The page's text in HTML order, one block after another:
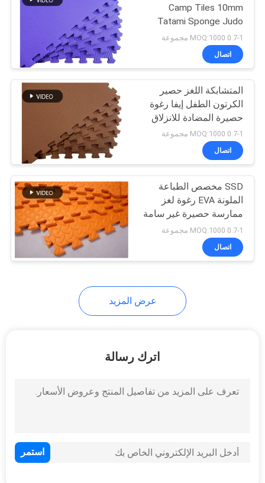
رقابة
جودة
اتصل
أخبار
اطلب
اقتباس
خريطة
الموقع
Camp Tiles 10mm
Tatami Sponge Judo
Jigsaw Double Mat
صديقة للبيئة
0.7-1 MOQ:1000 مجموعة
اتصال
المتشابكة اللغز حصير
الكرتون الطفل إيفا رغوة
حصيرة المضادة للانزلاق
المضادة للغبار للأطفال
0.7-1 MOQ:1000 مجموعة
اتصال
SSD مخصص الطباعة
الملونة EVA رغوة لغز
ممارسة حصيرة غير سامة
للماء
0.7-1 MOQ:1000 مجموعة
اتصال
عرض المزيد
اترك رسالة